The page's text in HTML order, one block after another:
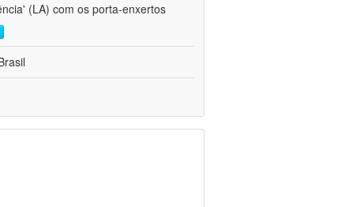
(LA) com os porta-enxertos